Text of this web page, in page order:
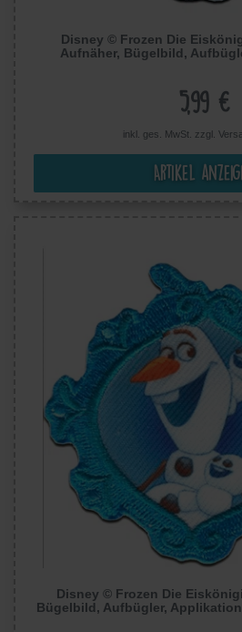
Disney © Frozen Die
Aufnäher, Bügelbild,
5,99 €
inkl. ges. MwSt. zzgl.
Artikel
Disney © Frozen Die
Bügelbild, Aufbügler,